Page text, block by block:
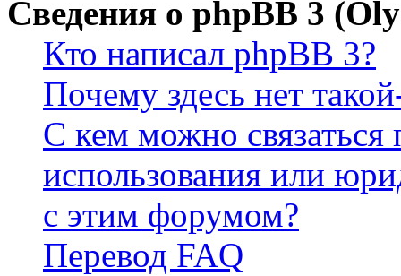
Сведения о phpBB 3
Кто написал phpBB 3?
Почему здесь нет
С кем можно связаться
использования или
с этим форумом?
Перевод FAQ